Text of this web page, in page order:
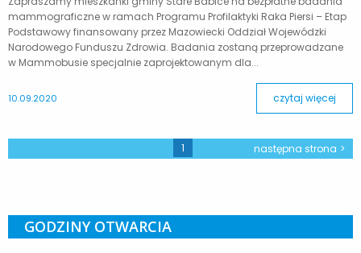
mammograficzne w ramach Programu Profilaktyki Raka Piersi – Etap
Podstawowy finansowany przez Mazowiecki Oddział Wojewódzki
Narodowego Funduszu Zdrowia. Badania zostaną przeprowadzane
w Mammobusie specjalnie zaprojektowanym dla...
10.09.2020 czytaj więcej
1 następna strona
GODZINY OTWARCIA